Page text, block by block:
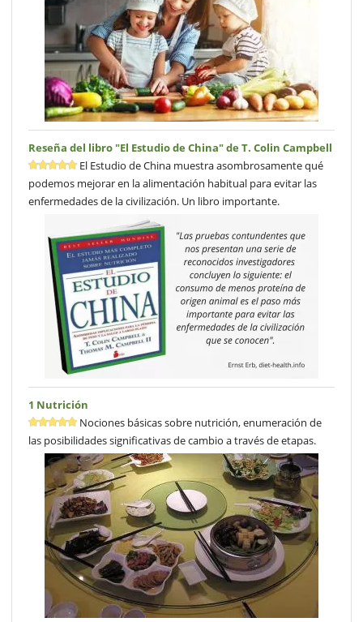
Reseña del libro "El Estudio de China" de T. Colin Campbell
El Estudio de China muestra asombrosamente qué
podemos mejorar en la alimentación habitual para evitar las
enfermedades de la civilización. Un libro importante.
1 Nutrición
Nociones básicas sobre nutrición, enumeración de
las posibilidades significativas de cambio a través de etapas.